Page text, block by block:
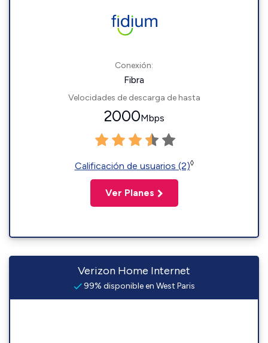
Conexión:
Fibra
Velocidades de descarga de hasta
2000Mbps
Calificación de usuarios (2)◊
Ver Planes
Verizon Home Internet
99% disponible en West Paris